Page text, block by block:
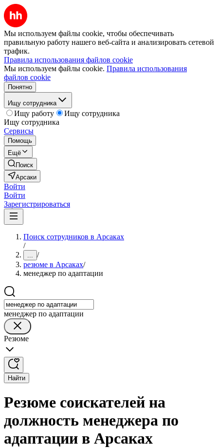
Мы используем файлы cookie, чтобы обеспечивать
правильную работу нашего веб-сайта и анализировать сетевой
трафик.
Правила использования файлов cookie
Мы используем файлы cookie. Правила использования
файлов cookie
Понятно
Ищу сотрудника
Ищу работу
Ищу сотрудника
Ищу сотрудника
Сервисы
Помощь
Ещё
Поиск
Арсаки
Войти
Войти
Зарегистрироваться
Поиск сотрудников в Арсаках
/
... /
резюме в Арсаках/
менеджер по адаптации
менеджер по адаптации
Резюме
Найти
Резюме соискателей на
должность менеджера по
адаптации в Арсаках